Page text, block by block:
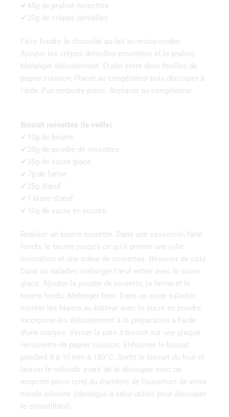
✔45g de praliné noisettes
✔20g de crêpes dentelles
Faire fondre le chocolat au lait au micro-ondes.
Ajouter les crêpes dentelles émiettées et le praliné.
Mélanger délicatement. Étaler entre deux feuilles de
papier cuisson; Placer au congélateur puis découper à
l’aide d’un emporte pièce. Replacer au congélateur.
Biscuit noisettes (la veille)
✔10g de beurre
✔35g de poudre de noisettes
✔35g de sucre glace
✔7g de farine
✔25g d’œuf
✔1 blanc d’œuf
✔10g de sucre en poudre
Réaliser un beurre noisette. Dans une casserole, faire
fondre le beurre jusqu’à ce qu’il prenne une jolie
coloration et une odeur de noisettes. Réserver de côté.
Dans un saladier, mélanger l’œuf entier avec le sucre
glace. Ajouter la poudre de noisette, la farine et le
beurre fondu. Mélanger bien. Dans un autre saladier,
monter les blancs au batteur avec le sucre en poudre.
Incorporer-les délicatement à la préparation à l’aide
d’une maryse. Verser la pâte à biscuit sur une plaque
recouverte de papier cuisson. Enfourner le biscuit
pendant 8 à 10 min à 180°C. Sortir le biscuit du four et
laisser-le refroidir avant de le découper avec un
emporte pièce rond du diamètre de l’ouverture de votre
moule silicone (identique à celui utilisé pour découper
le croustillant).